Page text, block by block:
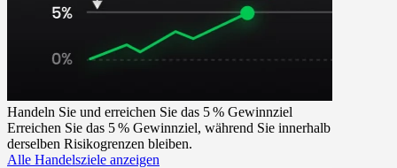
Handeln Sie und erreichen Sie das 5 % Gewinnziel
Erreichen Sie das 5 % Gewinnziel, während Sie innerhalb
derselben Risikogrenzen bleiben.
Alle Handelsziele anzeigen